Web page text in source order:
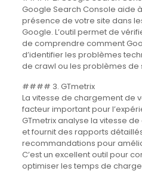
Google Search Console aide
présence de votre site dans
Google. L’outil permet de
de comprendre comment
d’identifier les problèmes
de crawl ou les problèmes de
#### 3. GTmetrix
La vitesse de chargement de
facteur important pour
GTmetrix analyse la vitesse
et fournit des rapports
recommandations pour
C’est un excellent outil pour
optimiser les temps de